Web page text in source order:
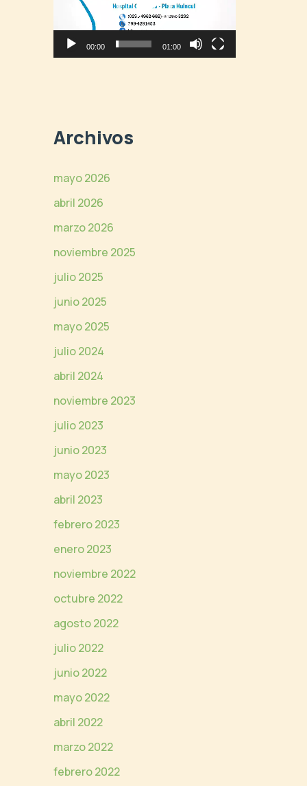
e
u
d
v
d
e
00:00 01:00
Archivos
mayo 2026
abril 2026
marzo 2026
noviembre 2025
julio 2025
junio 2025
mayo 2025
julio 2024
abril 2024
noviembre 2023
julio 2023
junio 2023
mayo 2023
abril 2023
febrero 2023
enero 2023
noviembre 2022
octubre 2022
agosto 2022
julio 2022
junio 2022
mayo 2022
abril 2022
marzo 2022
febrero 2022